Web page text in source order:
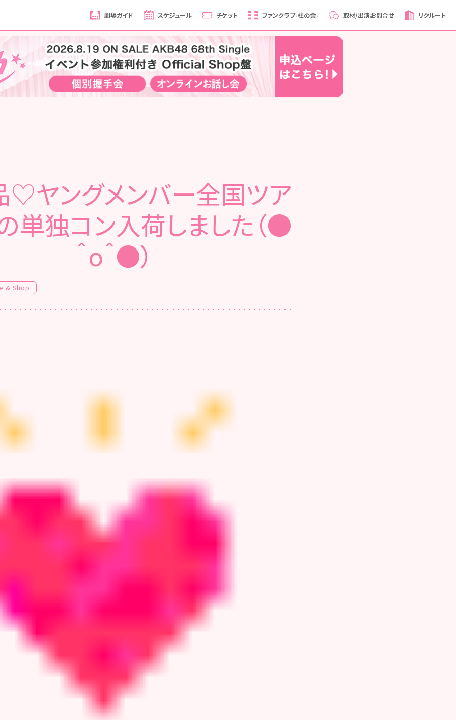
劇場ガイド スケジュール チケット ファンクラブ-柱の会- 取材/出演お問合せ リクルート
♡ヤングメンバー全国ツア
単独コン入荷しました（●
＾o＾●）
& Shop